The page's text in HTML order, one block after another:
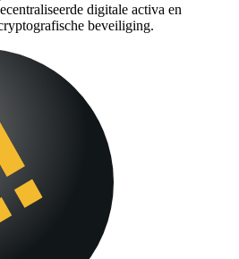
digitale activa en
beveiliging.